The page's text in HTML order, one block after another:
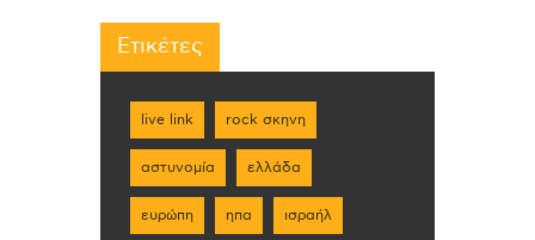
Ετικέτες
live link rock σκηνη
αστυνομία ελλάδα
ευρώπη ηπα ισραήλ